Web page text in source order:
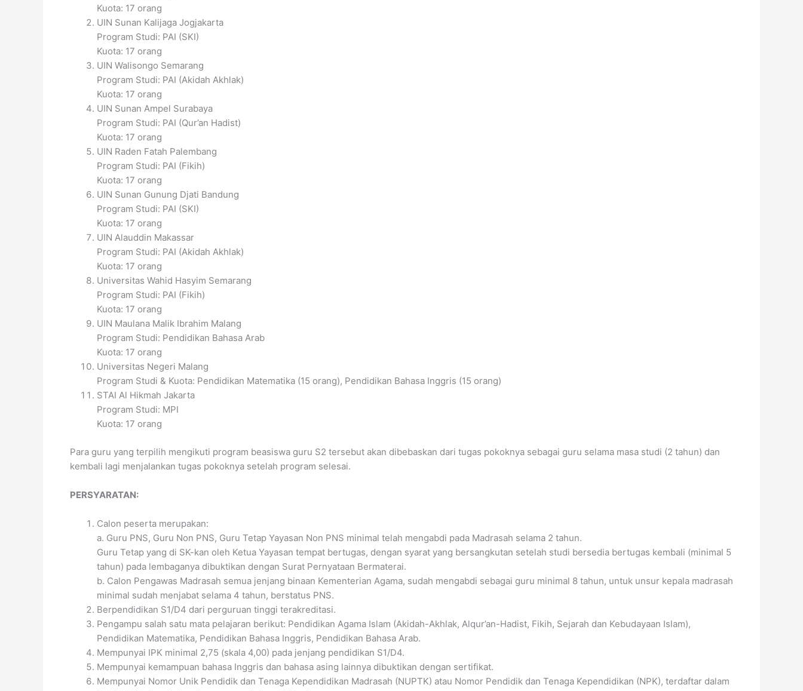
Kuota: 17 orang
UIN Sunan Kalijaga Jogjakarta
Program Studi: PAI (SKI)
Kuota: 17 orang
UIN Walisongo Semarang
Program Studi: PAI (Akidah Akhlak)
Kuota: 17 orang
UIN Sunan Ampel Surabaya
Program Studi: PAI (Qur’an Hadist)
Kuota: 17 orang
UIN Raden Fatah Palembang
Program Studi: PAI (Fikih)
Kuota: 17 orang
UIN Sunan Gunung Djati Bandung
Program Studi: PAI (SKI)
Kuota: 17 orang
UIN Alauddin Makassar
Program Studi: PAI (Akidah Akhlak)
Kuota: 17 orang
Universitas Wahid Hasyim Semarang
Program Studi: PAI (Fikih)
Kuota: 17 orang
UIN Maulana Malik Ibrahim Malang
Program Studi: Pendidikan Bahasa Arab
Kuota: 17 orang
Universitas Negeri Malang
Program Studi & Kuota: Pendidikan Matematika (15 orang), Pendidikan Bahasa Inggris (15 orang)
STAI Al Hikmah Jakarta
Program Studi: MPI
Kuota: 17 orang
Para guru yang terpilih mengikuti program beasiswa guru S2 tersebut akan dibebaskan dari tugas pokoknya sebagai guru selama masa studi (2 tahun) dan
kembali lagi menjalankan tugas pokoknya setelah program selesai.
PERSYARATAN:
Calon peserta merupakan:
a. Guru PNS, Guru Non PNS, Guru Tetap Yayasan Non PNS minimal telah mengabdi pada Madrasah selama 2 tahun.
Guru Tetap yang di SK-kan oleh Ketua Yayasan tempat bertugas, dengan syarat yang bersangkutan setelah studi bersedia bertugas kembali (minimal 5
tahun) pada lembaganya dibuktikan dengan Surat Pernyataan Bermaterai.
b. Calon Pengawas Madrasah semua jenjang binaan Kementerian Agama, sudah mengabdi sebagai guru minimal 8 tahun, untuk unsur kepala madrasah
minimal sudah menjabat selama 4 tahun, berstatus PNS.
Berpendidikan S1/D4 dari perguruan tinggi terakreditasi.
Pengampu salah satu mata pelajaran berikut: Pendidikan Agama Islam (Akidah-Akhlak, Alqur’an-Hadist, Fikih, Sejarah dan Kebudayaan Islam),
Pendidikan Matematika, Pendidikan Bahasa Inggris, Pendidikan Bahasa Arab.
Mempunyai IPK minimal 2,75 (skala 4,00) pada jenjang pendidikan S1/D4.
Mempunyai kemampuan bahasa Inggris dan bahasa asing lainnya dibuktikan dengan sertifikat.
Mempunyai Nomor Unik Pendidik dan Tenaga Kependidikan Madrasah (NUPTK) atau Nomor Pendidik dan Tenaga Kependidikan (NPK), terdaftar dalam